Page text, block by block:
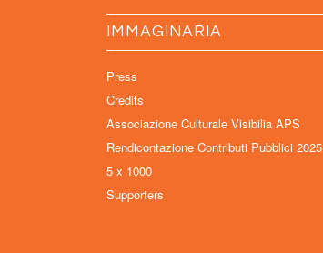
IMMAGINARIA
Press
Credits
Associazione Culturale Visibilia APS
Rendicontazione Contributi Pubblici 2025
5 x 1000
Supporters